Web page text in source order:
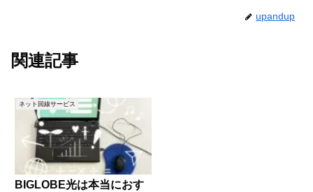
upandup
関連記事
ネット回線サービス
BIGLOBE光は本当におす